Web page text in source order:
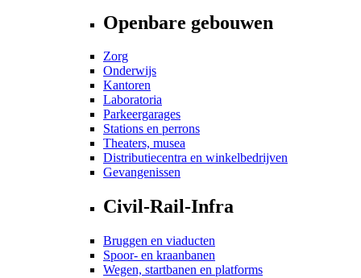
Openbare gebouwen
Zorg
Onderwijs
Kantoren
Laboratoria
Parkeergarages
Stations en perrons
Theaters, musea
Distributiecentra en winkelbedrijven
Gevangenissen
Civil-Rail-Infra
Bruggen en viaducten
Spoor- en kraanbanen
Wegen, startbanen en platforms